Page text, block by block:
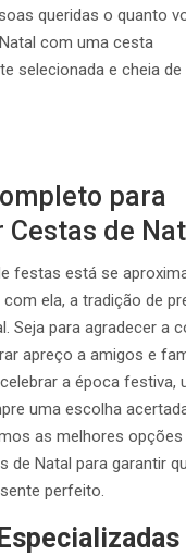
queridas o quanto
com uma cesta
selecionada e cheia de
para
Cestas de
festas está se
com ela, a tradição de
Seja para agradecer a
apreço a amigos e
a época festiva,
uma escolha
as melhores opções
de Natal para garantir
perfeito.